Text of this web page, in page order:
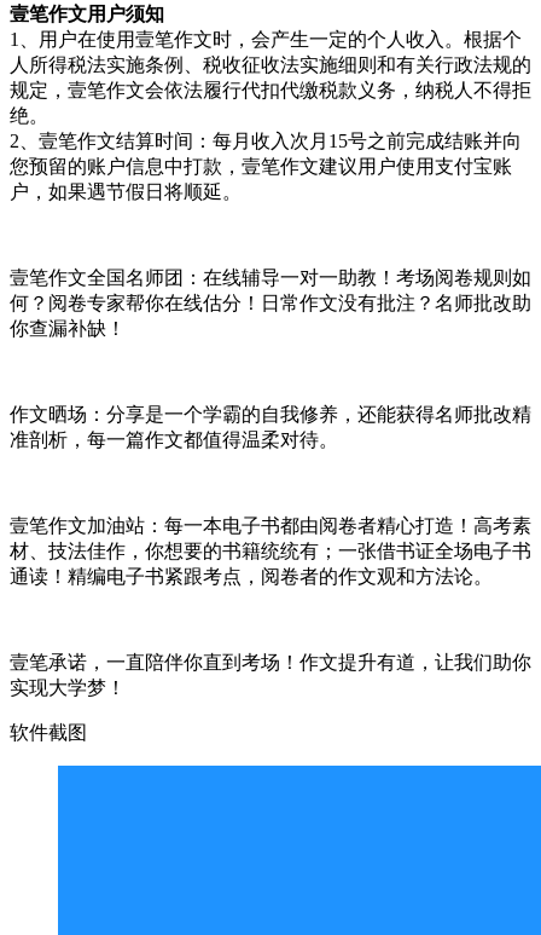
壹笔作文用户须知
1、用户在使用壹笔作文时，会产生一定的个人收入。根据个
人所得税法实施条例、税收征收法实施细则和有关行政法规的
规定，壹笔作文会依法履行代扣代缴税款义务，纳税人不得拒
绝。
2、壹笔作文结算时间：每月收入次月15号之前完成结账并向
您预留的账户信息中打款，壹笔作文建议用户使用支付宝账
户，如果遇节假日将顺延。
壹笔作文全国名师团：在线辅导一对一助教！考场阅卷规则如
何？阅卷专家帮你在线估分！日常作文没有批注？名师批改助
你查漏补缺！
作文晒场：分享是一个学霸的自我修养，还能获得名师批改精
准剖析，每一篇作文都值得温柔对待。
壹笔作文加油站：每一本电子书都由阅卷者精心打造！高考素
材、技法佳作，你想要的书籍统统有；一张借书证全场电子书
通读！精编电子书紧跟考点，阅卷者的作文观和方法论。
壹笔承诺，一直陪伴你直到考场！作文提升有道，让我们助你
实现大学梦！
软件截图